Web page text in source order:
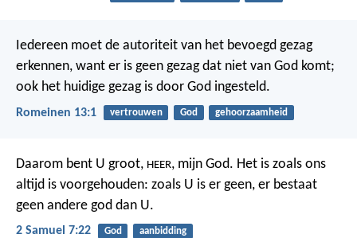
Iedereen moet de autoriteit van het bevoegd gezag
erkennen, want er is geen gezag dat niet van God komt;
ook het huidige gezag is door God ingesteld.
Romeinen 13:1 vertrouwen God gehoorzaamheid
Daarom bent U groot, HEER, mijn God. Het is zoals ons
altijd is voorgehouden: zoals U is er geen, er bestaat
geen andere god dan U.
2 Samuel 7:22 God aanbidding